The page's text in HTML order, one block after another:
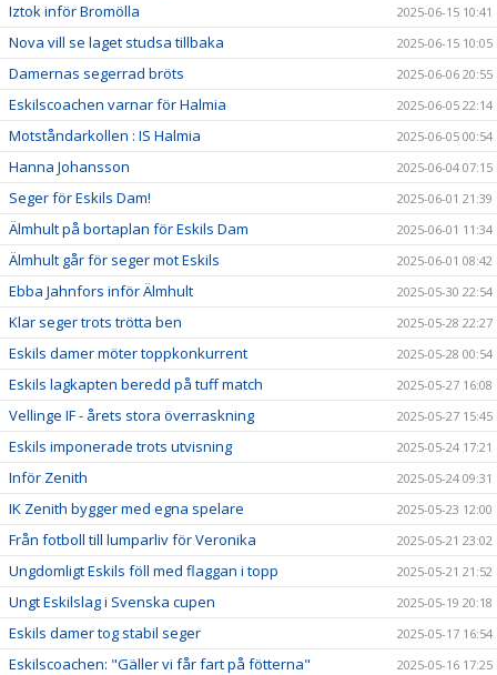
Iztok inför Bromölla 2025-06-15 10:41
Nova vill se laget studsa tillbaka 2025-06-15 10:05
Damernas segerrad bröts 2025-06-06 20:55
Eskilscoachen varnar för Halmia 2025-06-05 22:14
Motståndarkollen : IS Halmia 2025-06-05 00:54
Hanna Johansson 2025-06-04 07:15
Seger för Eskils Dam! 2025-06-01 21:39
Älmhult på bortaplan för Eskils Dam 2025-06-01 11:34
Älmhult går för seger mot Eskils 2025-06-01 08:42
Ebba Jahnfors inför Älmhult 2025-05-30 22:54
Klar seger trots trötta ben 2025-05-28 22:27
Eskils damer möter toppkonkurrent 2025-05-28 00:54
Eskils lagkapten beredd på tuff match 2025-05-27 16:08
Vellinge IF - årets stora överraskning 2025-05-27 15:45
Eskils imponerade trots utvisning 2025-05-24 17:21
Inför Zenith 2025-05-24 09:31
IK Zenith bygger med egna spelare 2025-05-23 12:00
Från fotboll till lumparliv för Veronika 2025-05-21 23:02
Ungdomligt Eskils föll med flaggan i topp 2025-05-21 21:52
Ungt Eskilslag i Svenska cupen 2025-05-19 20:18
Eskils damer tog stabil seger 2025-05-17 16:54
Eskilscoachen: "Gäller vi får fart på fötterna" 2025-05-16 17:25